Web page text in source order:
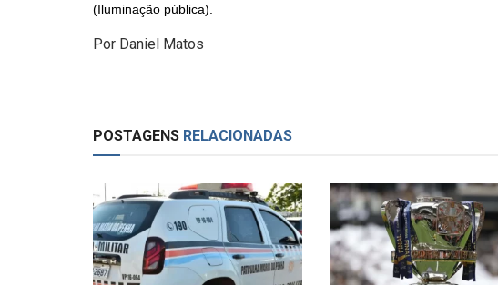
(Iluminação pública).
Por Daniel Matos
POSTAGENS RELACIONADAS